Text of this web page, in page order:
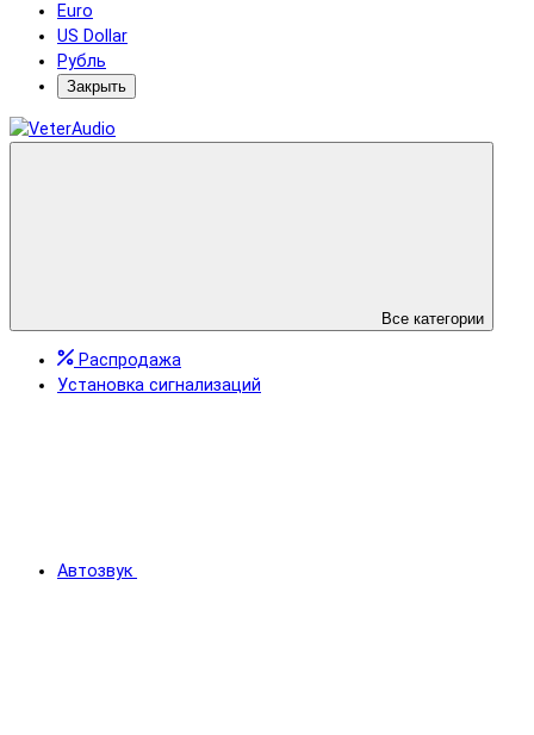
Euro
US Dollar
Рубль
Закрыть
Все категории
Распродажа
Установка сигнализаций
Автозвук